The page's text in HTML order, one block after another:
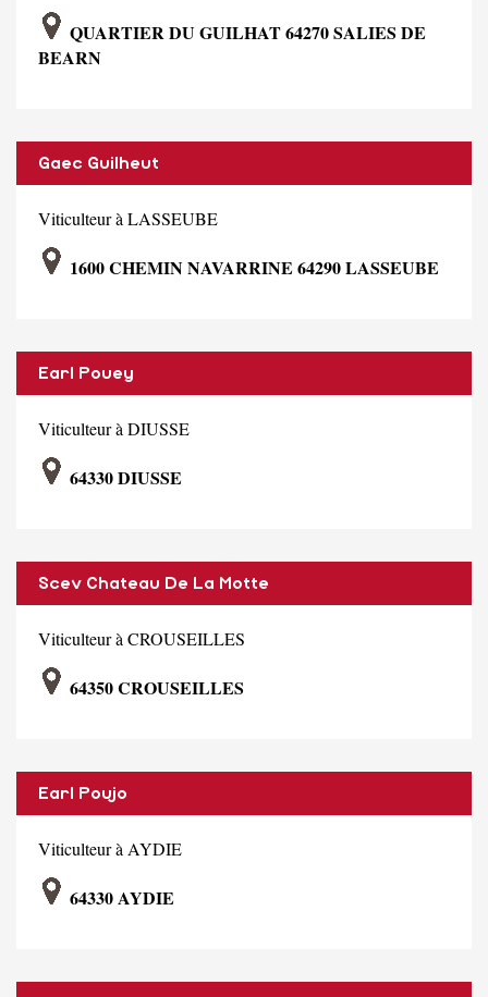
QUARTIER DU GUILHAT 64270 SALIES DE
BEARN
Gaec Guilheut
Viticulteur à LASSEUBE
1600 CHEMIN NAVARRINE 64290 LASSEUBE
Earl Pouey
Viticulteur à DIUSSE
64330 DIUSSE
Scev Chateau De La Motte
Viticulteur à CROUSEILLES
64350 CROUSEILLES
Earl Poujo
Viticulteur à AYDIE
64330 AYDIE